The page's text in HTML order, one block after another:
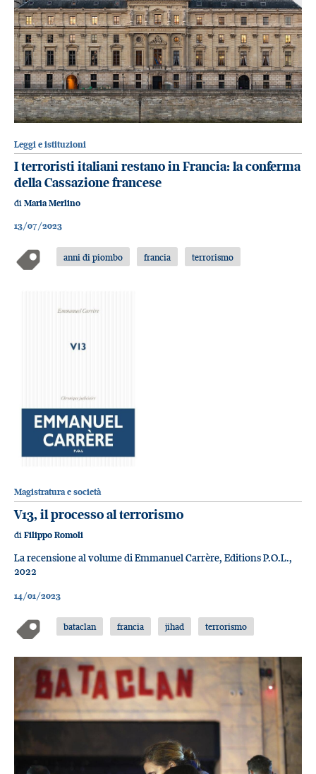
Leggi e istituzioni
I terroristi italiani restano in Francia: la conferma
della Cassazione francese
di Maria Merlino
13/07/2023
anni di piombo francia terrorismo
Magistratura e società
V13, il processo al terrorismo
di Filippo Romoli
La recensione al volume di Emmanuel Carrère, Editions P.O.L.,
2022
14/01/2023
bataclan francia jihad terrorismo